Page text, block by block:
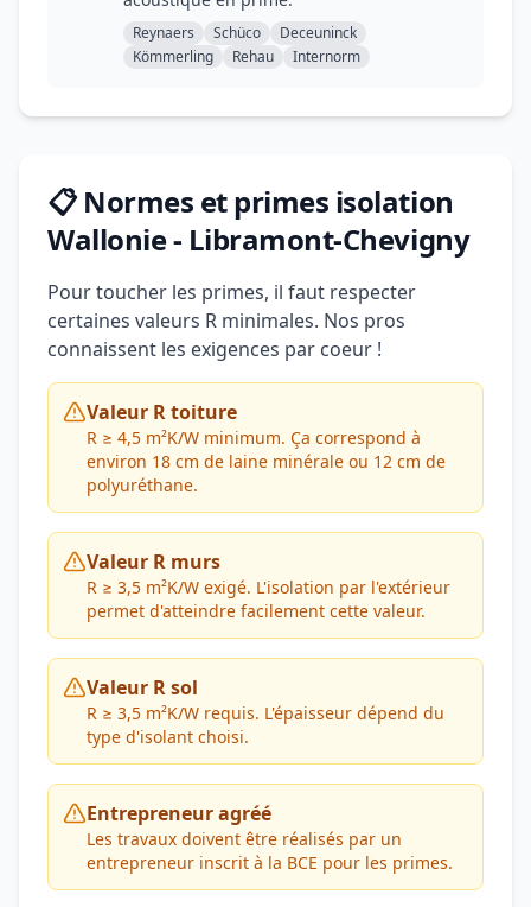
Reynaers Schüco
Deceuninck
Kömmerling
Rehau Internorm
📋 Normes et primes isolation
Wallonie - Libramont-Chevigny
Pour toucher les primes, il faut respecter
certaines valeurs R minimales. Nos pros
connaissent les exigences par coeur !
Valeur R toiture
R ≥ 4,5 m²K/W minimum. Ça correspond à
environ 18 cm de laine minérale ou 12 cm de
polyuréthane.
Valeur R murs
R ≥ 3,5 m²K/W exigé. L'isolation par l'extérieur
permet d'atteindre facilement cette valeur.
Valeur R sol
R ≥ 3,5 m²K/W requis. L'épaisseur dépend du
type d'isolant choisi.
Entrepreneur agréé
Les travaux doivent être réalisés par un
entrepreneur inscrit à la BCE pour les primes.